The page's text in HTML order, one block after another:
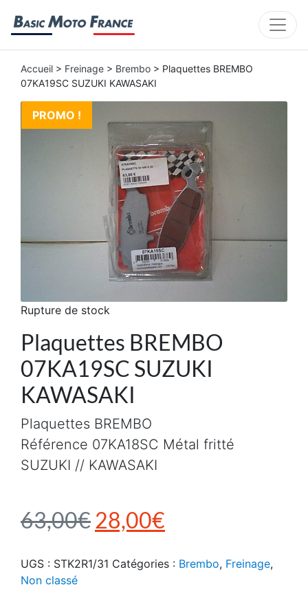
Accueil > Freinage > Brembo > Plaquettes BREMBO
07KA19SC SUZUKI KAWASAKI
PROMO !
Plaquettes BREMBO
07KA19SC SUZUKI
KAWASAKI
63,00€ Le prix initial était :
28,00€
Plaquettes BREMBO
Référence 07KA18SC Métal fritté
SUZUKI // KAWASAKI
Rupture de stock
UGS : STK2R1/31 Catégories : Brembo, Freinage,
Non classé